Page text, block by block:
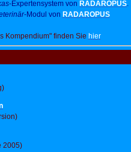
-Expertensystem von RADAROPUS.
-Modul von RADAROPUS
Kompendium" finden Sie hier
2005)